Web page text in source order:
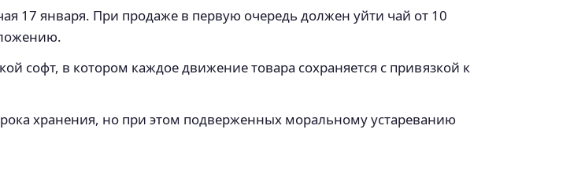
17 января. При продаже в первую очередь должен уйти чай от 10
софт, в котором каждое движение товара сохраняется с привязкой к
хранения, но при этом подверженных моральному устареванию